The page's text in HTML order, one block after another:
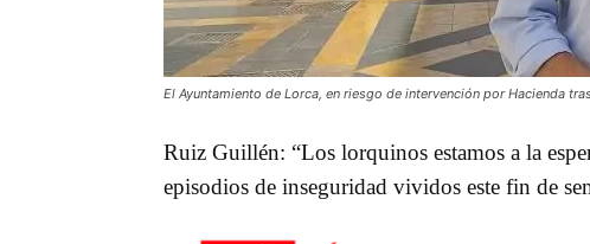
El Ayuntamiento de Lorca, en riesgo de intervención por Hacienda
Ruiz Guillén: “Los lorquinos estamos a la
episodios de inseguridad vividos este fin de